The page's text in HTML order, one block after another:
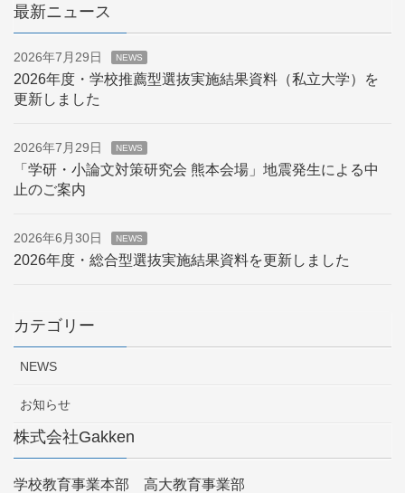
最新ニュース
2026年7月29日 NEWS
2026年度・学校推薦型選抜実施結果資料（私立大学）を
更新しました
2026年7月29日 NEWS
「学研・小論文対策研究会 熊本会場」地震発生による中
止のご案内
2026年6月30日 NEWS
2026年度・総合型選抜実施結果資料を更新しました
カテゴリー
NEWS
お知らせ
株式会社Gakken
学校教育事業本部 高大教育事業部